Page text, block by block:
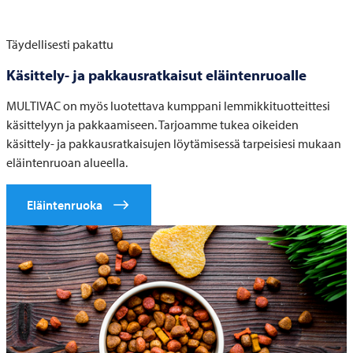
Täydellisesti pakattu
Käsittely- ja pakkausratkaisut eläintenruoalle
MULTIVACon myös luotettava kumppani lemmikkituotteittesi
käsittelyyn ja pakkaamiseen. Tarjoamme tukea oikeiden
käsittely- ja pakkausratkaisujen löytämisessä tarpeisiesi mukaan
eläintenruoan alueella.
Eläintenruoka